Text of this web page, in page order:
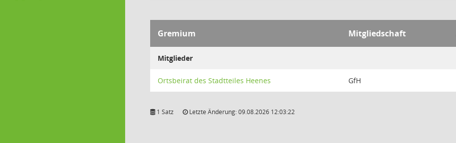
Gremium Mitgliedschaft
Mitglieder
Ortsbeirat des Stadtteiles Heenes GfH
1 Satz Letzte Änderung: 09.08.2026 12:03:22